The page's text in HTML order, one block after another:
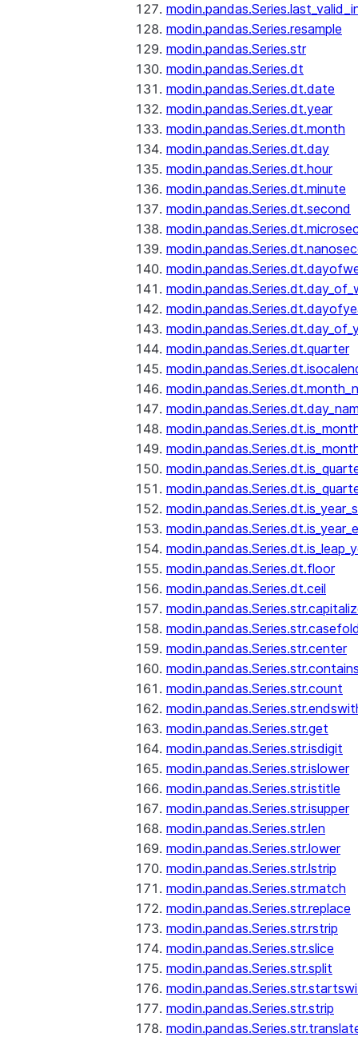
modin.pandas.Series.resample
modin.pandas.Series.str
modin.pandas.Series.dt
modin.pandas.Series.dt.date
modin.pandas.Series.dt.year
modin.pandas.Series.dt.month
modin.pandas.Series.dt.day
modin.pandas.Series.dt.hour
modin.pandas.Series.dt.minute
modin.pandas.Series.dt.second
modin.pandas.Series.dt.quarter
modin.pandas.Series.dt.floor
modin.pandas.Series.dt.ceil
modin.pandas.Series.str.center
modin.pandas.Series.str.count
modin.pandas.Series.str.get
modin.pandas.Series.str.isdigit
modin.pandas.Series.str.islower
modin.pandas.Series.str.istitle
modin.pandas.Series.str.isupper
modin.pandas.Series.str.len
modin.pandas.Series.str.lower
modin.pandas.Series.str.lstrip
modin.pandas.Series.str.match
modin.pandas.Series.str.replace
modin.pandas.Series.str.rstrip
modin.pandas.Series.str.slice
modin.pandas.Series.str.split
modin.pandas.Series.str.strip